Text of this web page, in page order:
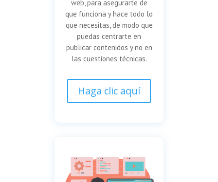
web, para asegurarte de
que funciona y hace todo lo
que necesitas, de modo que
puedas centrarte en
publicar contenidos y no en
las cuestiones técnicas.
Haga clic aquí